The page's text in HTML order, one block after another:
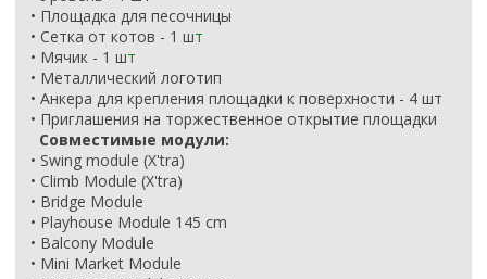
• Площадка для песочницы
• Сетка от котов - 1 шт
• Мячик - 1 шт
• Металлический логотип
• Анкера для крепления площадки к поверхности - 4 шт
• Приглашения на торжественное открытие площадки
Совместимые модули:
• Swing module (X'tra)
• Climb Module (X'tra)
• Bridge Module
• Playhouse Module 145 cm
• Balcony Module
• Mini Market Module